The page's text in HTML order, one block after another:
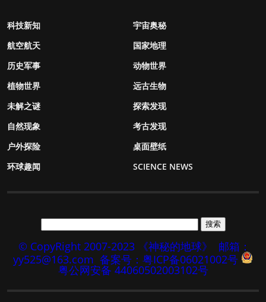
科技新知
宇宙奥秘
航空航天
国家地理
历史军事
动物世界
植物世界
远古生物
未解之谜
探索发现
自然现象
考古发现
户外探险
桌面壁纸
环球趣闻
SCIENCE NEWS
© CopyRight 2007-2023 《神秘的地球》
邮箱：
yy525@163.com 备案号：粤ICP备06021002号
粤公网安备 44060502003102号